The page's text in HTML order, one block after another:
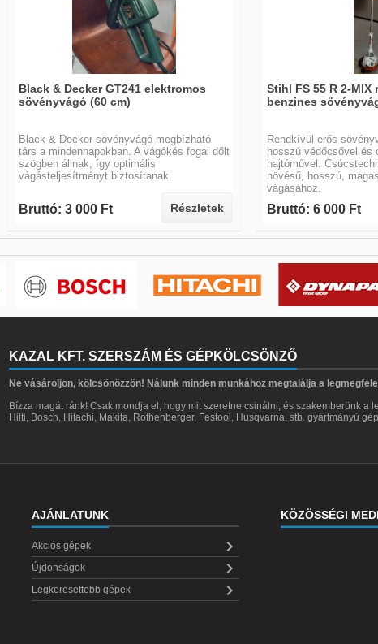
Black & Decker GT241 elektromos
sövényvágó (60 cm)
Black & Decker sövényvágó megbízható
társ a mindennapokban. A vágókés fogai dőlt
szögben állnak, így optimális
vágásteljesítményt biztosítanak.
Bruttó: 3 000 Ft Részletek
Stihl FS 55 R 2-MIX
benzines
Rendkívül erős
hosszú védőcsővel és
hajtóművel.
növésű, hosszú,
vágásához.
Bruttó: 6 000 Ft
KAZAL KFT. SZERSZÁM ÉS GÉPKÖLCSÖNZŐ
Ne vásároljon, kölcsönözzön! Nálunk minden munkához megtalálja a
Bízza magát ránk! Csak mondja el, hogy mit szeretne csinálni, és szakemberünk a
Hilti, Bosch, Hitachi, Makita, Rothenberger, Festool, Husqvarna, stb. gyártmányú
AJÁNLATUNK
Akciós gépek 
Újdonságok 
Legkeresettebb gépek 
KÖZÖSSÉGI